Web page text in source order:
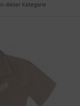
in dieser Kategorie